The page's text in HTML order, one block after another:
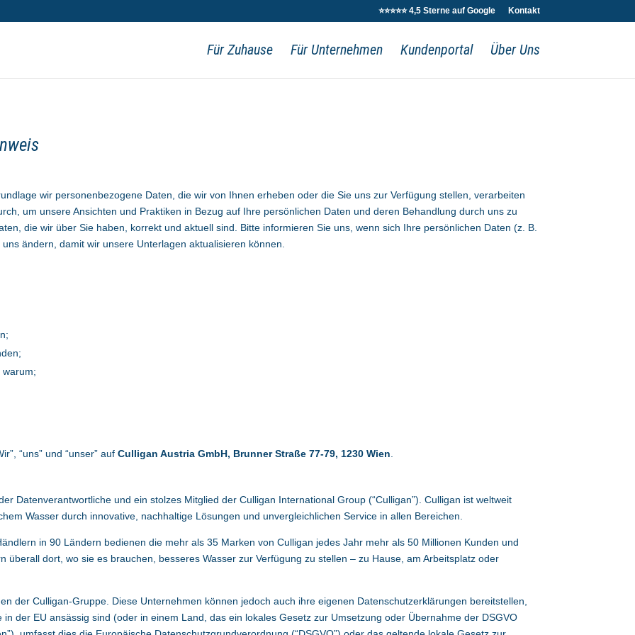
⭐⭐⭐⭐⭐ 4,5 Sterne auf Google Kontakt
Für Zuhause Für Unternehmen Kundenportal Über Uns
wir personenbezogene Daten, die wir von Ihnen erheben oder die Sie uns zur Verfügung stellen, verarbeiten
um unsere Ansichten und Praktiken in Bezug auf Ihre persönlichen Daten und deren Behandlung durch uns zu
die wir über Sie haben, korrekt und aktuell sind. Bitte informieren Sie uns, wenn sich Ihre persönlichen Daten (z. B.
ändern, damit wir unsere Unterlagen aktualisieren können.
“uns” und “unser” aufCulligan Austria GmbH, Brunner Straße 77-79, 1230 Wien
Datenverantwortliche und ein stolzes Mitglied derCulligan International Group (“Culligan”). Culligan ist weltweit
Wasser durch innovative, nachhaltige Lösungen und unvergleichlichen Service in allen Bereichen.
in 90 Ländern bedienen die mehr als 35 Marken von Culligan jedes Jahr mehr als 50 Millionen Kunden und
überall dort, wo sie es brauchen, besseres Wasser zur Verfügung zu stellen – zu Hause, am Arbeitsplatz oder
der Culligan-Gruppe. Diese Unternehmen können jedoch auch ihre eigenen Datenschutzerklärungen bereitstellen,
der EU ansässig sind (oder in einem Land, das ein lokales Gesetz zur Umsetzung oder Übernahme der DSGVO